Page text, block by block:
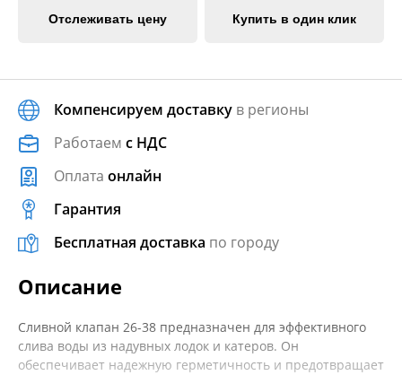
Отслеживать цену Купить в один клик
Компенсируем доставку в регионы
Работаем с НДС
Оплата онлайн
Гарантия
Бесплатная доставка по городу
Описание
Сливной клапан 26-38 предназначен для эффективного
слива воды из надувных лодок и катеров. Он
обеспечивает надежную герметичность и предотвращает